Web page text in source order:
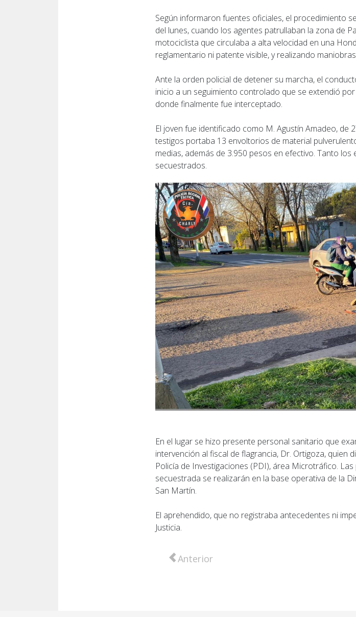
Según informaron fuentes oficiales, el procedimiento
del lunes, cuando los agentes patrullaban la zona de
motociclista que circulaba a alta velocidad en una
reglamentario ni patente visible, y realizando
Ante la orden policial de detener su marcha, el
inicio a un seguimiento controlado que se extendió
donde finalmente fue interceptado.
El joven fue identificado como M. Agustín Amadeo, de
testigos portaba 13 envoltorios de material
medias, además de 3.950 pesos en efectivo. Tanto
secuestrados.
En el lugar se hizo presente personal sanitario que
intervención al fiscal de flagrancia, Dr. Ortigoza, quien
Policía de Investigaciones (PDI), área Microtráfico.
secuestrada se realizarán en la base operativa de la
San Martín.
El aprehendido, que no registraba antecedentes ni
Justicia.
Artículo anterior: Otro importante
Anterior